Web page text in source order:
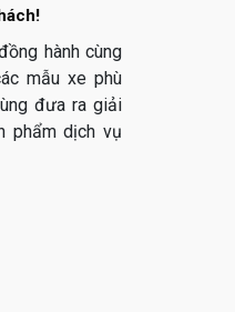
hành cùng
mẫu xe phù
đưa ra giải
phẩm dịch vụ